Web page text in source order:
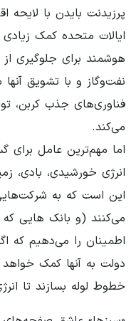
پرزیدنت بایدن با لایحه
ایالات متحده کمک
هوشمند برای جلوگیری
نفت‌وگاز و با تشویق آنها
فناوری‌های جذب کربن،
می‌کند.
اما مهم‌ترین عامل برای
انرژی خورشیدی، بادی،
این است که به
می‌کنند (و بانک هایی که
اطمینان را می‌دهیم که
دولت به آنها کمک
خطوط لوله بسازند تا